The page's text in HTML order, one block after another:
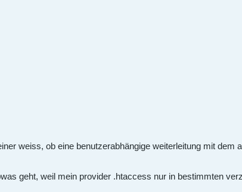
weiss, ob eine benutzerabhängige weiterleitung mit
geht, weil mein provider .htaccess nur in bestimmten